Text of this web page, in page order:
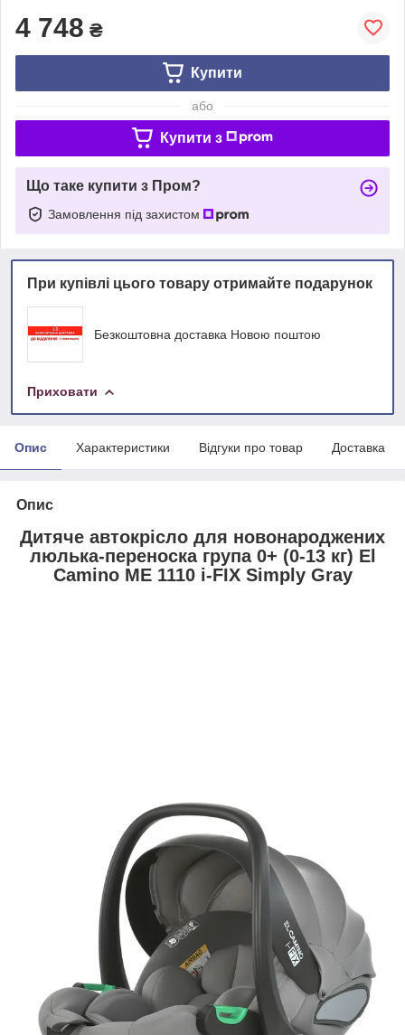
4 748 ₴
Купити
або
Купити з
Що таке купити з Пром?
Замовлення під захистом
При купівлі цього товару отримайте подарунок
Безкоштовна доставка Новою поштою
Приховати
Опис Характеристики Відгуки про товар Доставка
Опис
Дитяче автокрісло для новонароджених
люлька-переноска група 0+ (0-13 кг) El
Camino ME 1110 i-FIX Simply Gray